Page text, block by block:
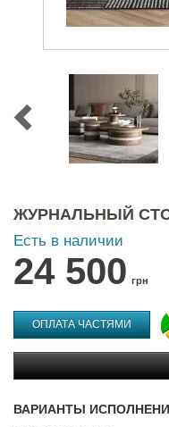
ЖУРНАЛЬНЫЙ
Есть в наличии
24 500 грн
ОПЛАТА ЧАСТЯМИ
ВАРИАНТЫ